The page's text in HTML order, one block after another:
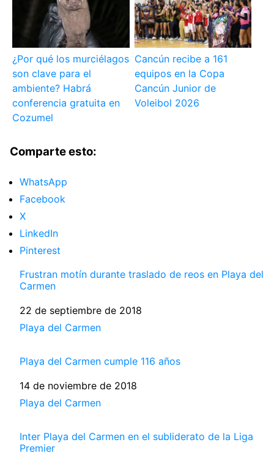
¿Por qué los murciélagos
son clave para el
ambiente? Habrá
conferencia gratuita en
Cozumel
Cancún recibe a 161
equipos en la Copa
Cancún Junior de
Voleibol 2026
Comparte esto:
WhatsApp
Facebook
X
LinkedIn
Pinterest
Frustran motín durante traslado de reos en Playa del
Carmen
Fecha
22 de septiembre de 2018
Respecto a
Playa del Carmen
Playa del Carmen cumple 116 años
Fecha
14 de noviembre de 2018
Respecto a
Playa del Carmen
Inter Playa del Carmen en el subliderato de la Liga
Premier